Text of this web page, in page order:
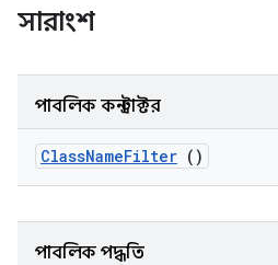
সারাংশ
পাবলিক কনস্ট্রাক্টর
ClassNameFilter ()
পাবলিক পদ্ধতি